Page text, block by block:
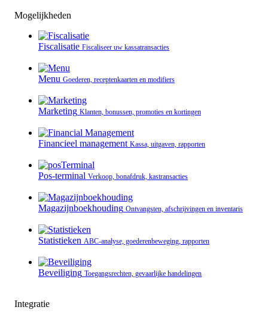
Mogelijkheden
Fiscalisatie Fiscaliseer uw kassatransacties
Menu Goederen, receptenkaarten en modifiers
Marketing Klanten, bonussen, promoties en kortingen
Financieel management Kassa, uitgaven, rapporten
Pos-terminal Verkoop, bonafdruk, kastransacties
Magazijnboekhouding Ontvangsten, afschrijvingen en inventaris
Statistieken ABC-analyse, goederenbeweging, rapporten
Beveiliging Toegangsrechten, gevaarlijke handelingen
Integratie